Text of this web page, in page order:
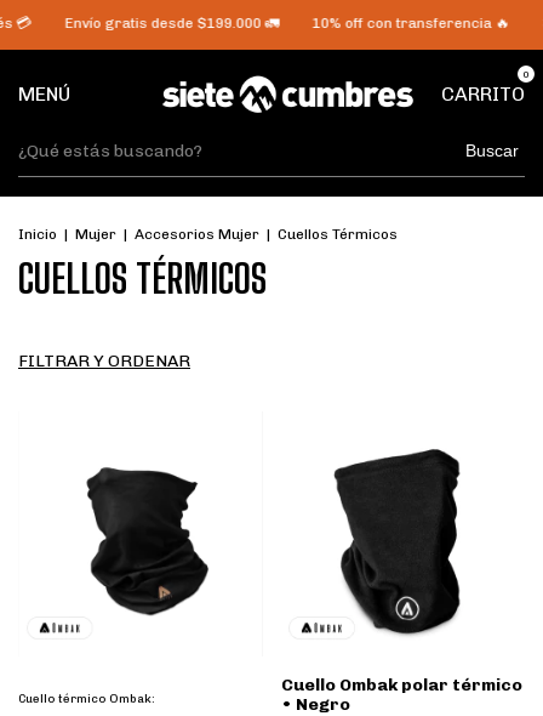
Envío gratis desde $199.000 🚛 10% off con transferencia 🔥 3, 6 y
MENÚ CARRITO
0
Buscar
Inicio | Mujer | Accesorios Mujer | Cuellos Térmicos
CUELLOS TÉRMICOS
FILTRAR Y ORDENAR
Cuello térmico Ombak:
Cuello Ombak polar térmico
• Negro